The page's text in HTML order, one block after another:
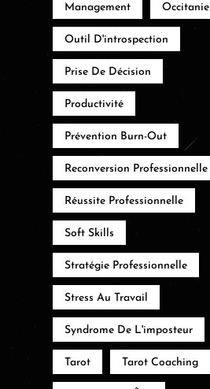
Management Occitanie
Outil D'introspection
Prise De Décision
Productivité
Prévention Burn-Out
Reconversion Professionnelle
Réussite Professionnelle
Soft Skills
Stratégie Professionnelle
Stress Au Travail
Syndrome De L'imposteur
Tarot Tarot Coaching